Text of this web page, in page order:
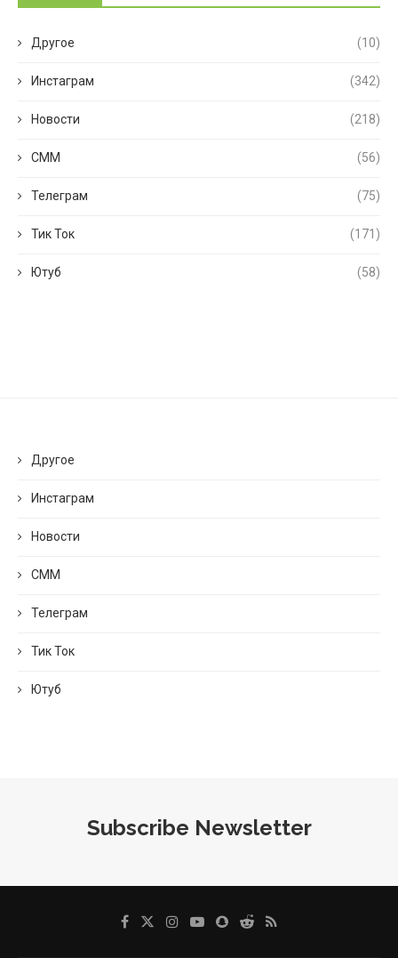
Другое (10)
Инстаграм (342)
Новости (218)
СММ (56)
Телеграм (75)
Тик Ток (171)
Ютуб (58)
Другое
Инстаграм
Новости
СММ
Телеграм
Тик Ток
Ютуб
Subscribe Newsletter